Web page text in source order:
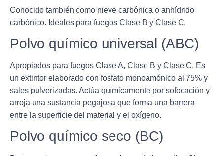
Conocido también como nieve carbónica o anhídrido
carbónico. Ideales para fuegos Clase B y Clase C.
Polvo químico universal (ABC)
Apropiados para fuegos Clase A, Clase B y Clase C. Es
un extintor elaborado con fosfato monoamónico al 75% y
sales pulverizadas. Actúa químicamente por sofocación y
arroja una sustancia pegajosa que forma una barrera
entre la superficie del material y el oxígeno.
Polvo químico seco (BC)